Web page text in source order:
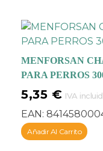
MENFORSAN
PARA PERROS
5,35 € IVA
EAN:
Añadir Al Carrito